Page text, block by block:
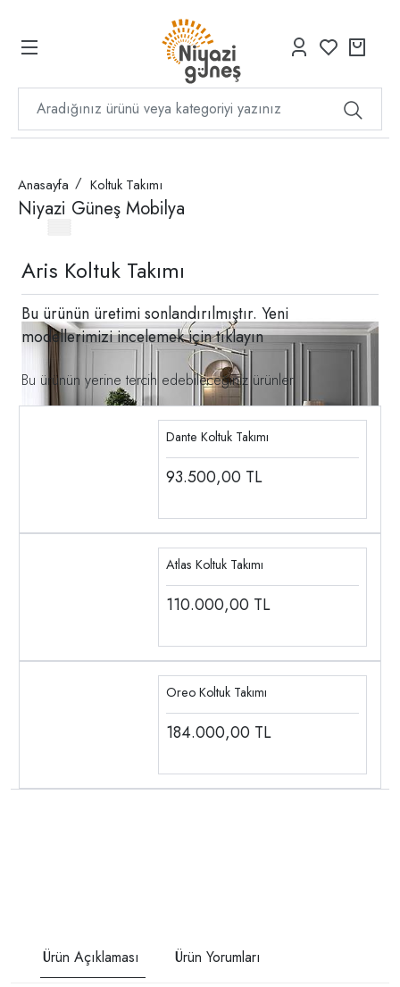
Anasayfa Koltuk Takımı
Niyazi Güneş Mobilya
Aris Koltuk Takımı
Bu ürünün üretimi sonlandırılmıştır. Yeni
modellerimizi incelemek içintıklayın
Bu ürünün yerine tercih edebileceğiniz ürünler
Dante Koltuk Takımı
93.500,00 TL
Atlas Koltuk Takımı
110.000,00 TL
Oreo Koltuk Takımı
184.000,00 TL
Ürün Açıklaması Ürün Yorumları